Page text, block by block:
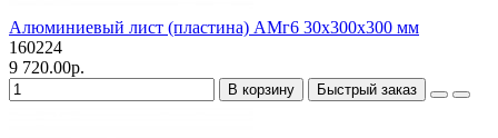
Алюминиевый лист (пластина) АМг6 30х300х300 мм
160224
9 720.00р.
В корзину Быстрый заказ